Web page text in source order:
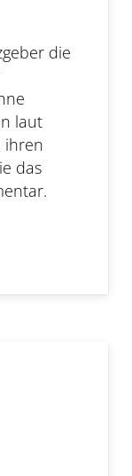
die
laut
ihren
das